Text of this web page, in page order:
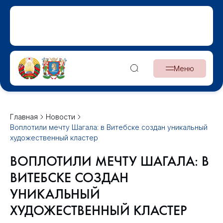
Меню
Главная
Новости
Воплотили мечту Шагала: в Витебске создан уникальный
художественный кластер
ВОПЛОТИЛИ МЕЧТУ ШАГАЛА: В
ВИТЕБСКЕ СОЗДАН
УНИКАЛЬНЫЙ
ХУДОЖЕСТВЕННЫЙ КЛАСТЕР